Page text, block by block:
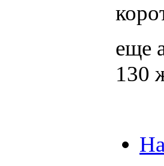
еще
130